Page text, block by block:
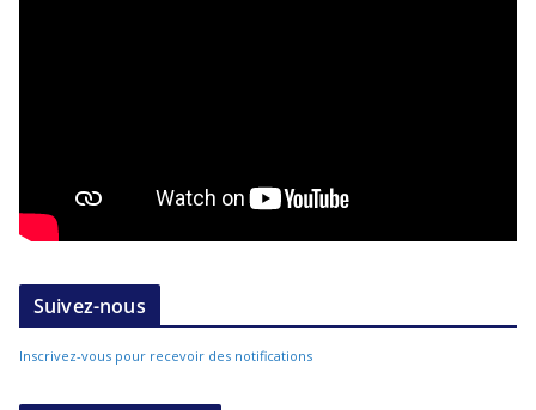
Suivez-nous
Inscrivez-vous pour recevoir des notifications